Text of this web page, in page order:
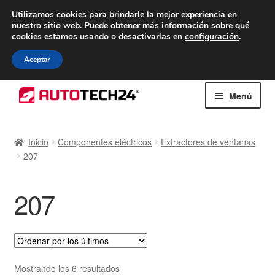
ENTREGA desde 7 EUR
De lunes a viernes de 9 a. m. a 4 p. m.
navegación
al
Menú
Caja registradora
Inicio Componentes eléctricos
Extractores de ventanas
207
207
Mostrando los 6 resultadosOrdenado
Utilizamos cookies para brindarle la mejor experiencia en
nuestro sitio web. Puede obtener más información sobre qué
cookies estamos usando o desactivarlas en configuración.
Aceptar